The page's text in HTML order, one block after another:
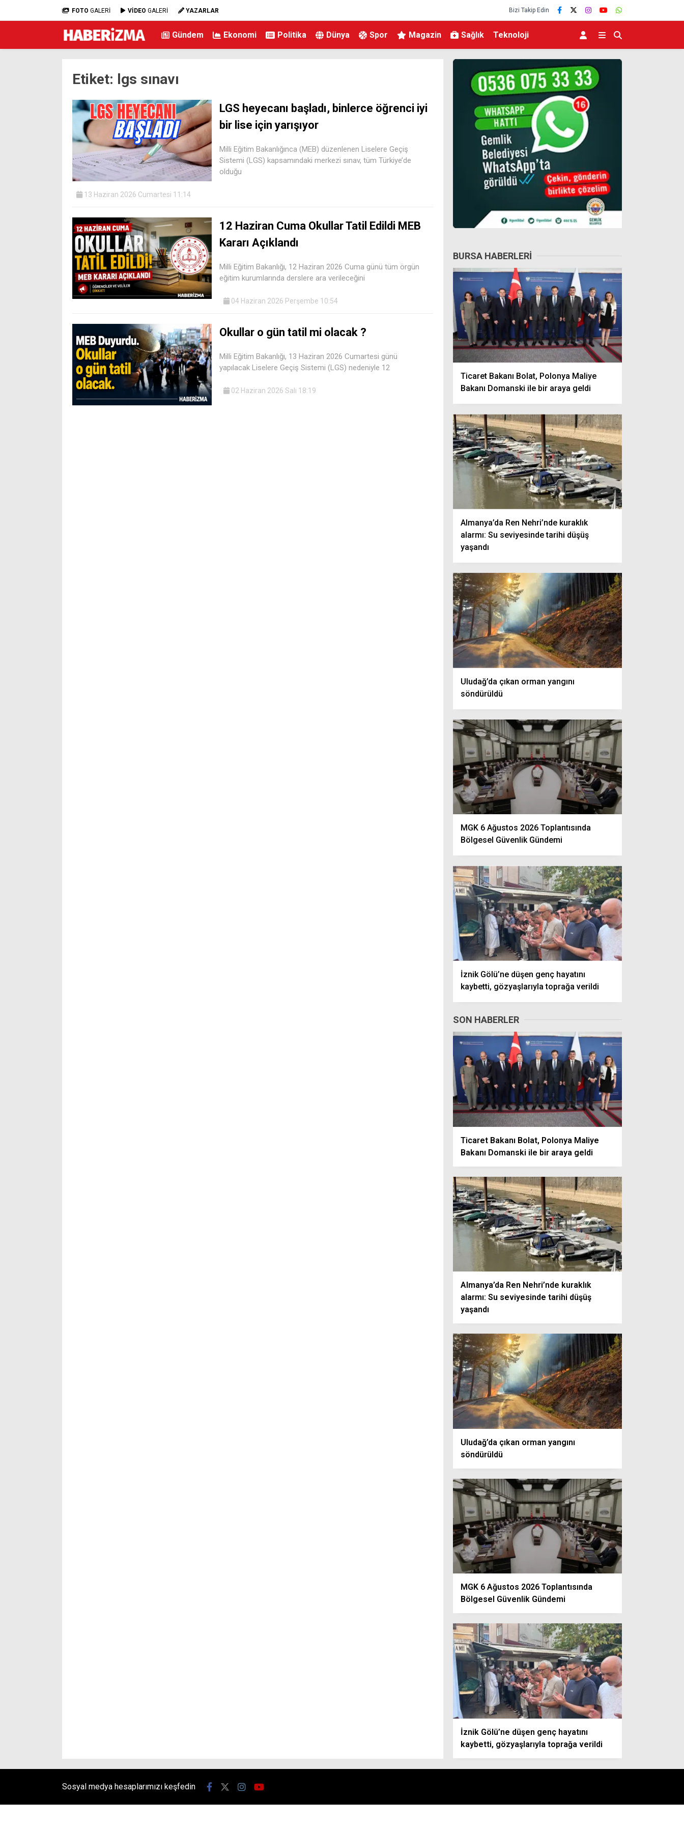
FOTO GALERİ VİDEO GALERİ YAZARLAR Bizi Takip Edin
Gündem Ekonomi Politika Dünya Spor Magazin Sağlık Teknoloji
Etiket: lgs sınavı
LGS heyecanı başladı, binlerce öğrenci iyi
bir lise için yarışıyor
Milli Eğitim Bakanlığınca (MEB) düzenlenen Liselere Geçiş
Sistemi (LGS) kapsamındaki merkezi sınav, tüm Türkiye’de
olduğu
13 Haziran 2026 Cumartesi 11:14
12 Haziran Cuma Okullar Tatil Edildi MEB
Kararı Açıklandı
Milli Eğitim Bakanlığı, 12 Haziran 2026 Cuma günü tüm örgün
eğitim kurumlarında derslere ara verileceğini
04 Haziran 2026 Perşembe 10:54
Okullar o gün tatil mi olacak ?
Milli Eğitim Bakanlığı, 13 Haziran 2026 Cumartesi günü
yapılacak Liselere Geçiş Sistemi (LGS) nedeniyle 12
02 Haziran 2026 Salı 18:19
BURSA HABERLERI
Ticaret Bakanı Bolat, Polonya Maliye
Bakanı Domanski ile bir araya geldi
Almanya’da Ren Nehri’nde kuraklık
alarmı: Su seviyesinde tarihi düşüş
yaşandı
Uludağ’da çıkan orman yangını
söndürüldü
MGK 6 Ağustos 2026 Toplantısında
Bölgesel Güvenlik Gündemi
İznik Gölü’ne düşen genç hayatını
kaybetti, gözyaşlarıyla toprağa verildi
SON HABERLER
Ticaret Bakanı Bolat, Polonya Maliye
Bakanı Domanski ile bir araya geldi
Almanya’da Ren Nehri’nde kuraklık
alarmı: Su seviyesinde tarihi düşüş
yaşandı
Uludağ’da çıkan orman yangını
söndürüldü
MGK 6 Ağustos 2026 Toplantısında
Bölgesel Güvenlik Gündemi
İznik Gölü’ne düşen genç hayatını
kaybetti, gözyaşlarıyla toprağa verildi
Sosyal medya hesaplarımızı keşfedin